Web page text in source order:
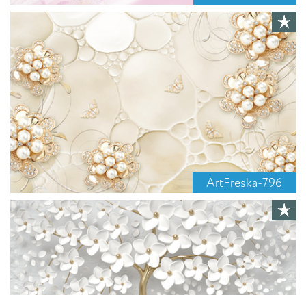
ArtFreska-796